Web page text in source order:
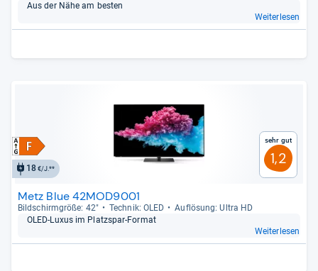
Aus der Nähe am bes­ten
Weiterlesen
18€/J.**
Sehr gut
1,2
Metz Blue 42MOD9001
Bild­schirm­größe: 42" Tech­nik: OLED
Auf­lö­sung: Ultra HD
OLED-​Luxus im Platz­spar-​For­mat
Weiterlesen